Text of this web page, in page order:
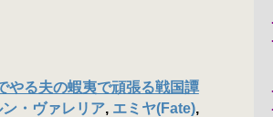
やる夫の蝦夷で頑張る戦国譚
・ヴァレリア, エミヤ(Fate),